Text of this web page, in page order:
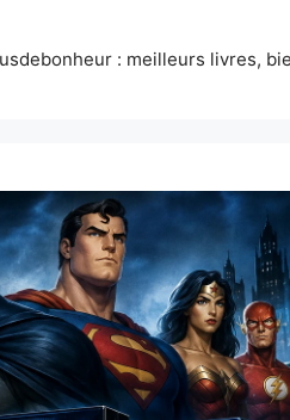
: meilleurs livres,